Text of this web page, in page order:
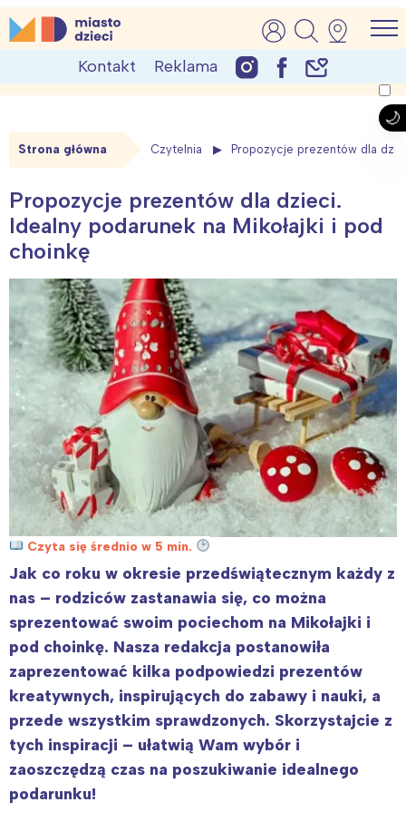
Skip
to
MiastoDzieci.pl
atrakcje dla dzieci, wydarzenia, imprezy rodzinne
Kontakt Reklama
Strona główna Czytelnia Propozycje prezentów dla
Propozycje prezentów dla dzieci.
Idealny podarunek na Mikołajki i pod
choinkę
Czyta się średnio w 5 min.
Jak co roku w okresie przedświątecznym każdy z
nas – rodziców zastanawia się, co można
sprezentować swoim pociechom na Mikołajki i
pod choinkę. Nasza redakcja postanowiła
zaprezentować kilka podpowiedzi prezentów
kreatywnych, inspirujących do zabawy i nauki, a
przede wszystkim sprawdzonych. Skorzystajcie z
tych inspiracji – ułatwią Wam wybór i
zaoszczędzą czas na poszukiwanie idealnego
podarunku!